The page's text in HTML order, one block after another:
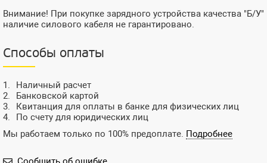
Внимание! При покупке зарядного устройства качества "Б/У"
наличие силового кабеля не гарантировано.
Способы оплаты
Наличный расчет
Банковской картой
Квитанция для оплаты в банке для физических лиц
По счету для юридических лиц
Мы работаем только по 100% предоплате. Подробнее